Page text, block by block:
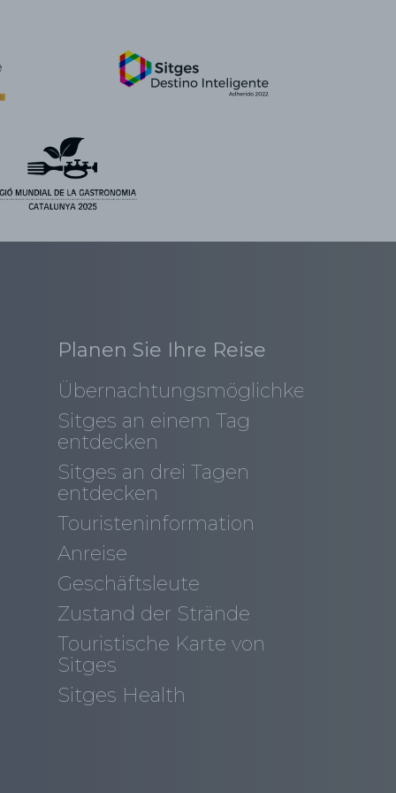
Planen Sie Ihre Reise
Übernachtungsmöglichkeiten
Sitges an einem Tag
entdecken
Sitges an drei Tagen
entdecken
Touristeninformation
Anreise
Geschäftsleute
Zustand der Strände
Touristische Karte von
Sitges
Sitges Health